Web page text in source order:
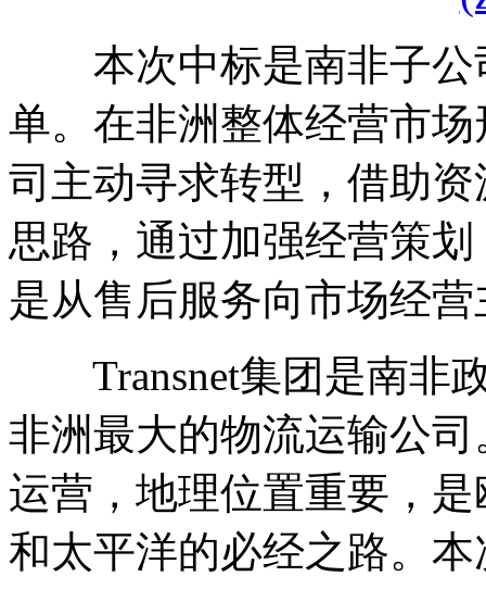
本次中标是南非子公
单。在非洲整体经营市
司主动寻求转型，借助
思路，通过加强经营策
是从售后服务向市场经
Transnet集团是南非
非洲最大的物流运输公司
运营，地理位置重要，
和太平洋的必经之路。